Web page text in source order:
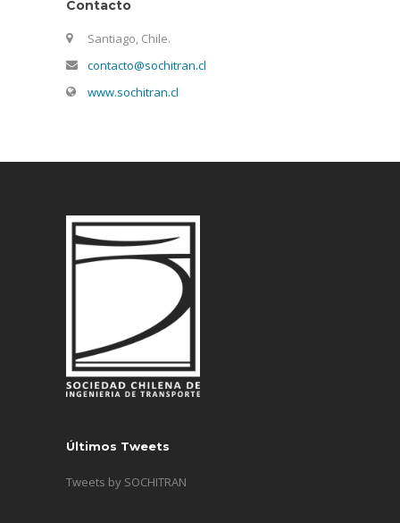
Contacto
Santiago, Chile.
contacto@sochitran.cl
www.sochitran.cl
Últimos Tweets
Tweets by SOCHITRAN